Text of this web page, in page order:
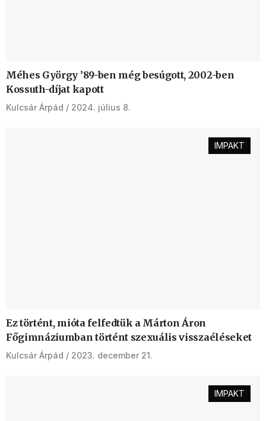
Méhes György ’89-ben még besúgott, 2002-ben
Kossuth-díjat kapott
Kulcsár Árpád 2024. július 8.
IMPAKT
Ez történt, mióta felfedtük a Márton Áron
Főgimnáziumban történt szexuális visszaéléseket
Kulcsár Árpád 2023. december 21.
IMPAKT